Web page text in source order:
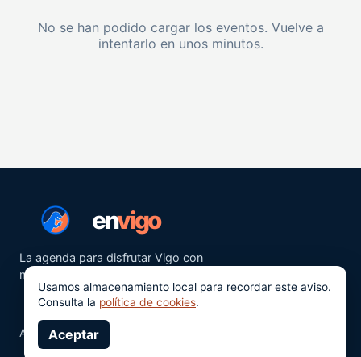
No se han podido cargar los eventos. Vuelve a
intentarlo en unos minutos.
envigo
La agenda para disfrutar Vigo con
más ganas.
Aviso legalPrivacidad
Usamos almacenamiento local para recordar este aviso.
Consulta la política de cookies.
Aceptar